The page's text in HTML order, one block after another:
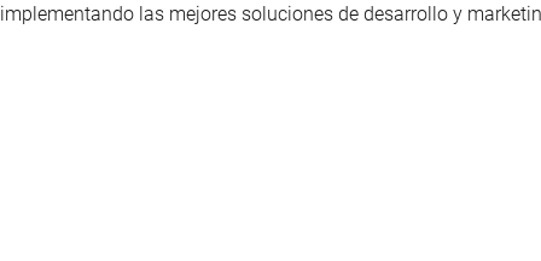
implementando las mejores soluciones de desarrollo y